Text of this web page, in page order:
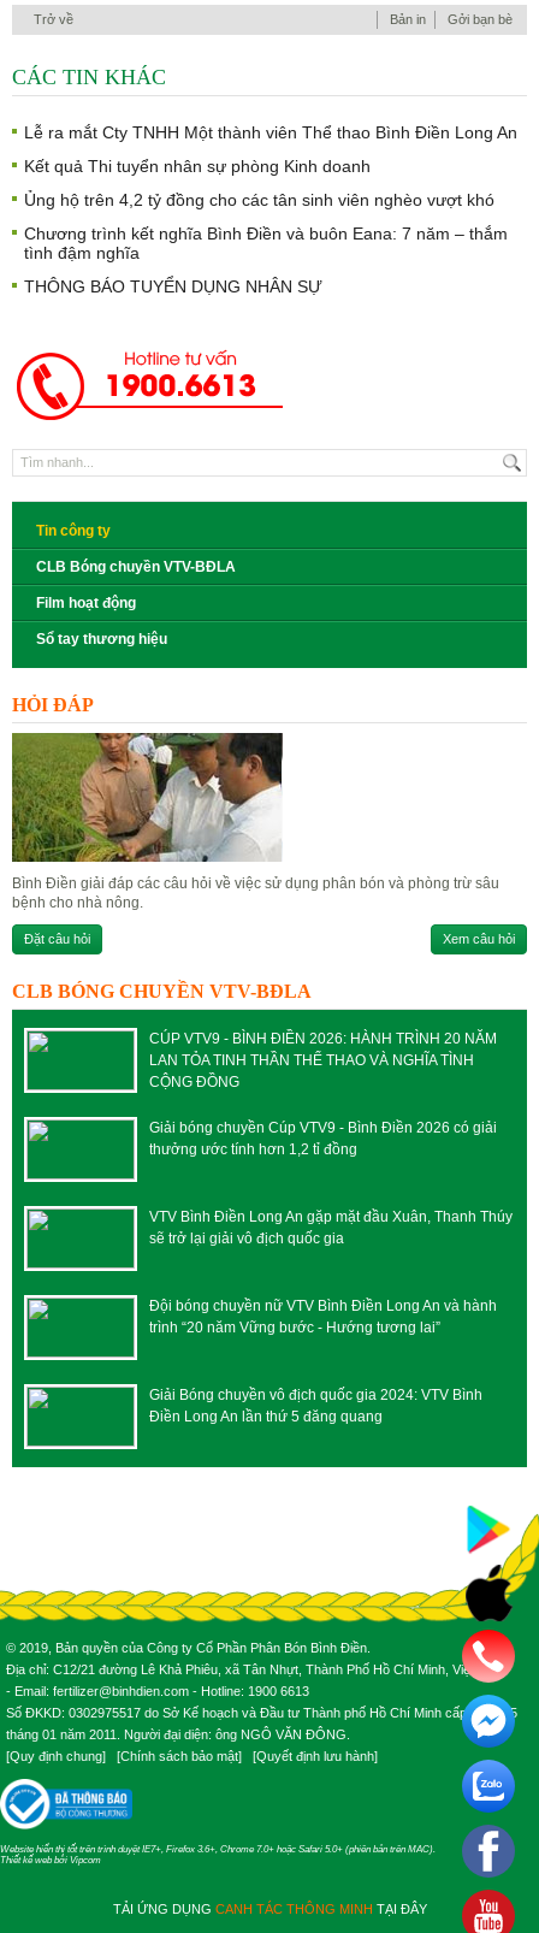
Trở về Gởi bạn bè
Bản in
CÁC TIN KHÁC
Lễ ra mắt Cty TNHH Một thành viên Thể thao Bình Điền Long An
Kết quả Thi tuyển nhân sự phòng Kinh doanh
Ủng hộ trên 4,2 tỷ đồng cho các tân sinh viên nghèo vượt khó
Chương trình kết nghĩa Bình Điền và buôn Eana: 7 năm – thắm
tình đậm nghĩa
THÔNG BÁO TUYỂN DỤNG NHÂN SỰ
Tin công ty
CLB Bóng chuyền VTV-BĐLA
Film hoạt động
Sổ tay thương hiệu
HỎI ĐÁP
Bình Điền giải đáp các câu hỏi về việc sử dụng phân bón và phòng trừ sâu
bệnh cho nhà nông.
Đặt câu hỏi Xem câu hỏi
CLB BÓNG CHUYỀN VTV-BĐLA
CÚP VTV9 - BÌNH ĐIỀN 2026: HÀNH TRÌNH 20 NĂM
LAN TỎA TINH THẦN THỂ THAO VÀ NGHĨA TÌNH
CỘNG ĐỒNG
Giải bóng chuyền Cúp VTV9 - Bình Điền 2026 có giải
thưởng ước tính hơn 1,2 tỉ đồng
VTV Bình Điền Long An gặp mặt đầu Xuân, Thanh Thúy
sẽ trở lại giải vô địch quốc gia
Đội bóng chuyền nữ VTV Bình Điền Long An và hành
trình “20 năm Vững bước - Hướng tương lai”
Giải Bóng chuyền vô địch quốc gia 2024: VTV Bình
Điền Long An lần thứ 5 đăng quang
© 2019, Bản quyền của Công ty Cổ Phần Phân Bón Bình Điền.
Địa chỉ: C12/21 đường Lê Khả Phiêu, xã Tân Nhựt, Thành Phố Hồ Chí Minh, Việt Nam.
- Email: fertilizer@binhdien.com - Hotline: 1900 6613
Số ĐKKD: 0302975517 do Sở Kế hoạch và Đầu tư Thành phố Hồ Chí Minh cấp ngày 25
tháng 01 năm 2011. Người đại diện: ông NGÔ VĂN ĐÔNG.
[Quy định chung] [Chính sách bảo mật] [Quyết định lưu hành]
Website hiển thị tốt trên trình duyệt IE7+, Firefox 3.6+, Chrome 7.0+ hoặc Safari 5.0+ (phiên bản trên MAC).
Thiết kế webbởi Vipcom
TẢI ỨNG DỤNG CANH TÁC THÔNG MINH TẠI ĐÂY